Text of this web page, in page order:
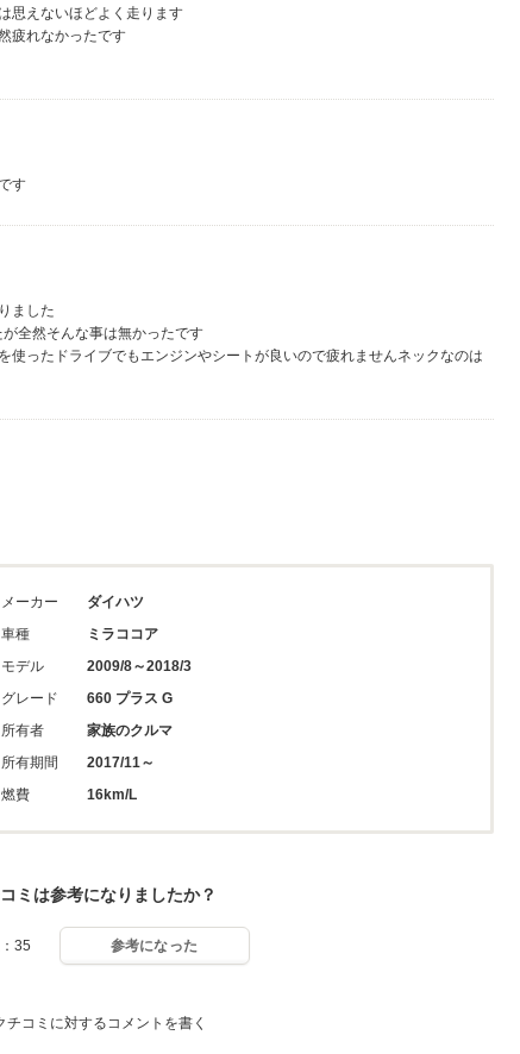
思えないほどよく走ります
疲れなかったです
す
ました
全然そんな事は無かったです
使ったドライブでもエンジンやシートが良いので疲れませんネックなのは
メーカー
ダイハツ
車種
ミラココア
モデル
2009/8～2018/3
グレード
660 プラス G
所有者
家族のクルマ
所有期間
2017/11～
燃費
16km/L
ミは参考になりましたか？
35 参考になった
チコミに対するコメントを書く